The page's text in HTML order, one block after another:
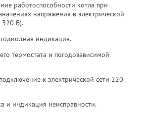
работоспособности котла при
напряжения в электрической
320 В).
индикация.
термостата и погодозависимой
к электрической сети 220
и индикация неисправности.